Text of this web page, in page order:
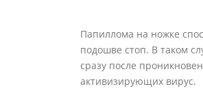
Папиллома на ножке
подошве стоп. В таком
сразу после
активизирующих вирус.